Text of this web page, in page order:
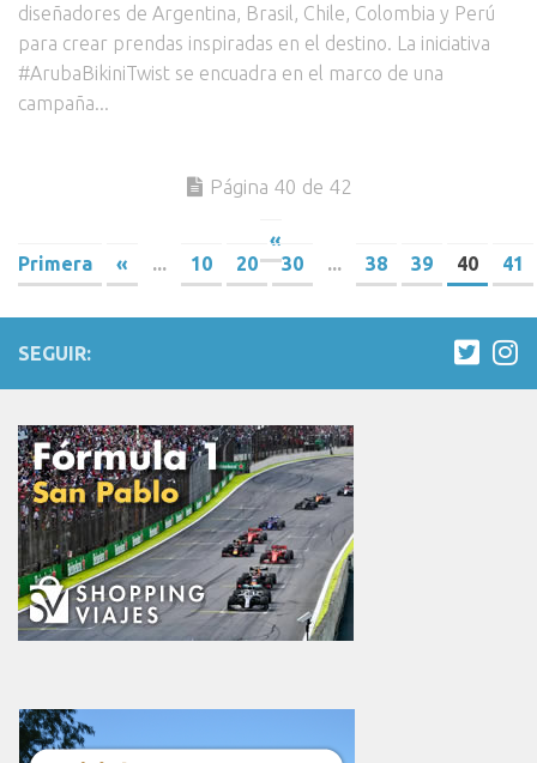
diseñadores de Argentina, Brasil, Chile, Colombia y Perú
para crear prendas inspiradas en el destino. La iniciativa
#ArubaBikiniTwist se encuadra en el marco de una
campaña...
Página 40 de 42
«
Primera
« ... 10 20 30 ... 38 39 40 41
SEGUIR: